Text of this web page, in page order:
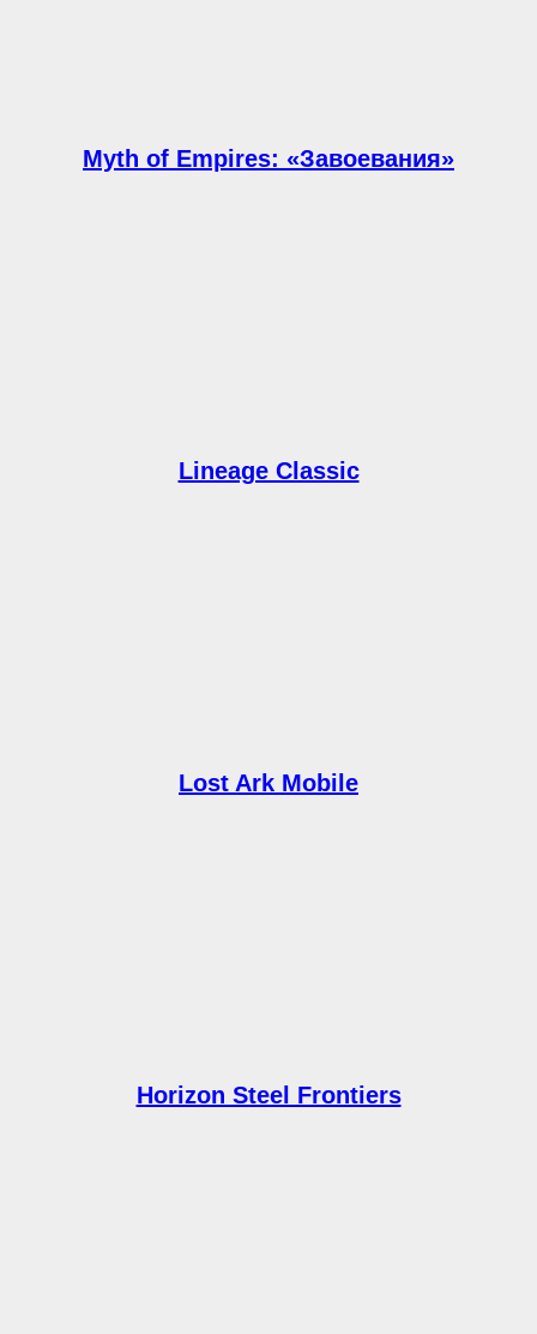
Myth of Empires: «Завоевания»
Lineage Classic
Lost Ark Mobile
Horizon Steel Frontiers